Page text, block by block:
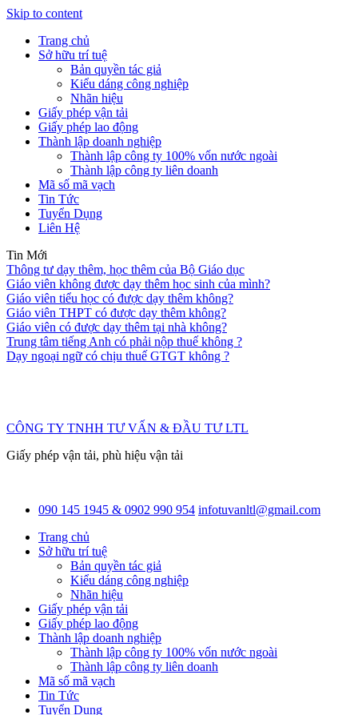
Skip to content
Trang chủ
Sở hữu trí tuệ
Bản quyền tác giả
Kiểu dáng công nghiệp
Nhãn hiệu
Giấy phép vận tải
Giấy phép lao động
Thành lập doanh nghiệp
Thành lập công ty 100% vốn nước ngoài
Thành lập công ty liên doanh
Mã số mã vạch
Tin Tức
Tuyển Dụng
Liên Hệ
Tin Mới
Thông tư dạy thêm, học thêm của Bộ Giáo dục
Giáo viên không được dạy thêm học sinh của mình?
Giáo viên tiểu học có được dạy thêm không?
Giáo viên THPT có được dạy thêm không?
Giáo viên có được dạy thêm tại nhà không?
Trung tâm tiếng Anh có phải nộp thuế không ?
Dạy ngoại ngữ có chịu thuế GTGT không ?
CÔNG TY TNHH TƯ VẤN & ĐẦU TƯ LTL
Giấy phép vận tải, phù hiệu vận tải
090 145 1945 & 0902 990 954 infotuvanltl@gmail.com
Trang chủ
Sở hữu trí tuệ
Bản quyền tác giả
Kiểu dáng công nghiệp
Nhãn hiệu
Giấy phép vận tải
Giấy phép lao động
Thành lập doanh nghiệp
Thành lập công ty 100% vốn nước ngoài
Thành lập công ty liên doanh
Mã số mã vạch
Tin Tức
Tuyển Dụng